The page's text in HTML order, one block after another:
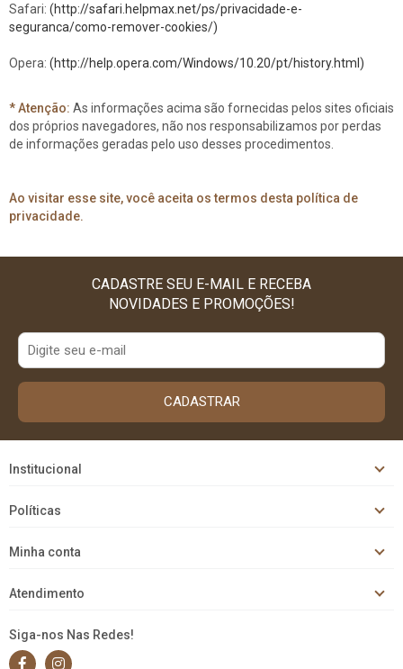
Safari: (http://safari.helpmax.net/ps/privacidade-e-
seguranca/como-remover-cookies/)
Opera: (http://help.opera.com/Windows/10.20/pt/history.html)
* Atenção: As informações acima são fornecidas pelos sites oficiais
dos próprios navegadores, não nos responsabilizamos por perdas
de informações geradas pelo uso desses procedimentos.
Ao visitar esse site, você aceita os termos desta política de
privacidade.
CADASTRE SEU E-MAIL E RECEBA
NOVIDADES E PROMOÇÕES!
CADASTRAR
Institucional
Políticas
Minha conta
Atendimento
Siga-nos Nas Redes!